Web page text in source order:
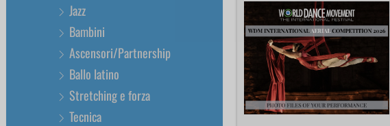
Jazz
Bambini
Ascensori/Partnership
Ballo latino
Stretching e forza
Tecnica